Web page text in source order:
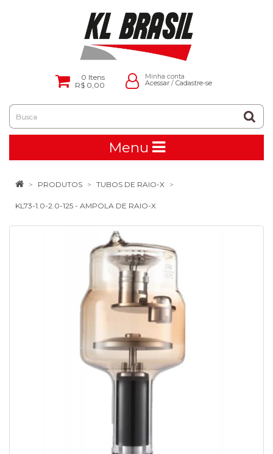
0 Itens
R$ 0,00
Minha conta
Acessar/ Cadastre-se
Menu
PRODUTOS TUBOS DE RAIO-X
KL73-1.0-2.0-125 - AMPOLA DE RAIO-X